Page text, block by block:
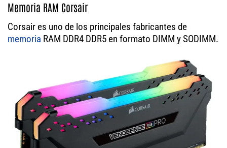
Memoria RAM Corsair
Corsair es uno de los principales fabricantes de
memoria RAM DDR4 DDR5 en formato DIMM y SODIMM.